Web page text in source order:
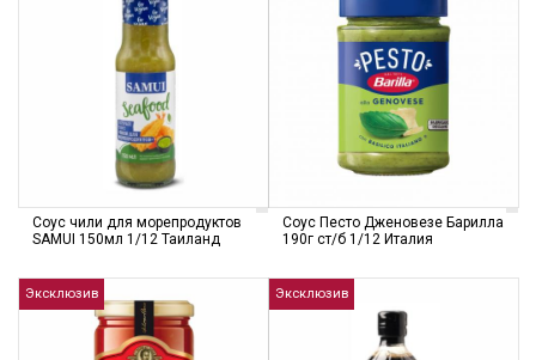
Соус чили для морепродуктов
SAMUI 150мл 1/12 Таиланд
Соус Песто Дженовезе Барилла
190г ст/б 1/12 Италия
Эксклюзив Эксклюзив